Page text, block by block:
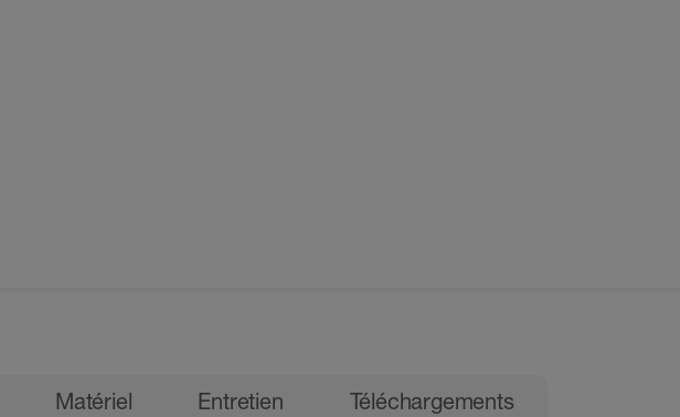
sur les produits
Matériel Entretien Téléchargements